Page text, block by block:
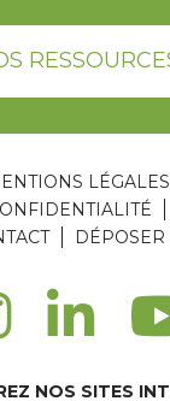
LÉGALES
NOS SITES